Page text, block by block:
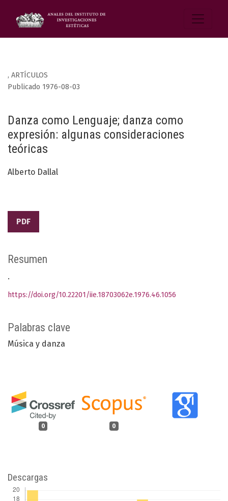
, ARTÍCULOS
Danza como Lenguaje; danza como
expresión: algunas consideraciones
teóricas
Publicado 1976-08-03
Alberto Dallal
PDF
Palabras clave
Música y danza
0 0
Resumen
.
https://doi.org/10.22201/iie.18703062e.1976.46.1056
Descargas